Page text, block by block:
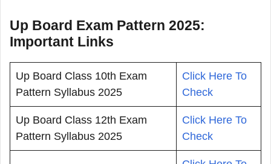
Up Board Exam Pattern 2025:
Important Links
Up Board Class 10th Exam
Pattern Syllabus 2025
Click Here To
Check
Up Board Class 12th Exam
Pattern Syllabus 2025
Click Here To
Check